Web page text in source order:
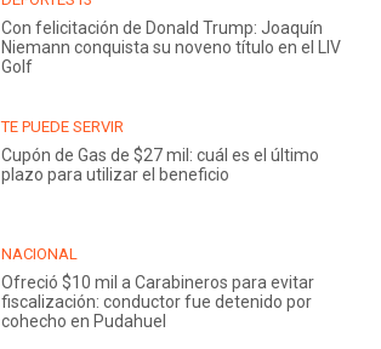
Con felicitación de Donald Trump: Joaquín
Niemann conquista su noveno título en el LIV
Golf
TE PUEDE SERVIR
Cupón de Gas de $27 mil: cuál es el último
plazo para utilizar el beneficio
NACIONAL
Ofreció $10 mil a Carabineros para evitar
fiscalización: conductor fue detenido por
cohecho en Pudahuel